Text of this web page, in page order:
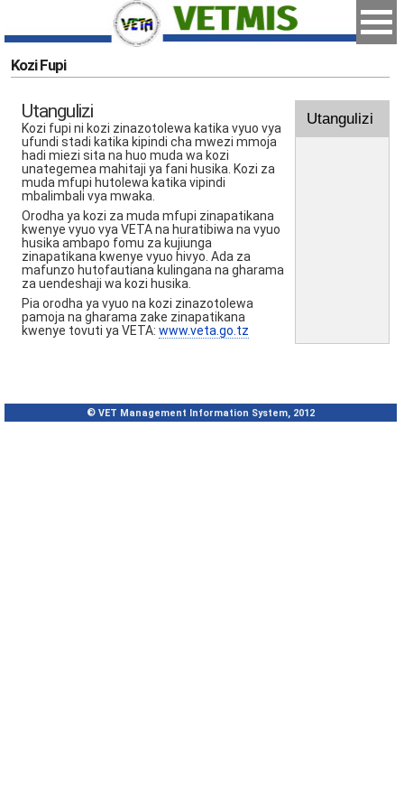
Kozi Fupi
Utangulizi
Kozi fupi ni kozi zinazotolewa katika vyuo vya
ufundi stadi katika kipindi cha mwezi mmoja
hadi miezi sita na huo muda wa kozi
unategemea mahitaji ya fani husika. Kozi za
muda mfupi hutolewa katika vipindi
mbalimbali vya mwaka.
Orodha ya kozi za muda mfupi zinapatikana
kwenye vyuo vya VETA na huratibiwa na vyuo
husika ambapo fomu za kujiunga
zinapatikana kwenye vyuo hivyo. Ada za
mafunzo hutofautiana kulingana na gharama
za uendeshaji wa kozi husika.
Pia orodha ya vyuo na kozi zinazotolewa
pamoja na gharama zake zinapatikana
kwenye tovuti ya VETA: www.veta.go.tz
Utangulizi
© VET Management Information System, 2012